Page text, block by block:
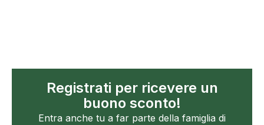
Registrati per ricevere un
buono sconto!
Entra anche tu a far parte della famiglia di